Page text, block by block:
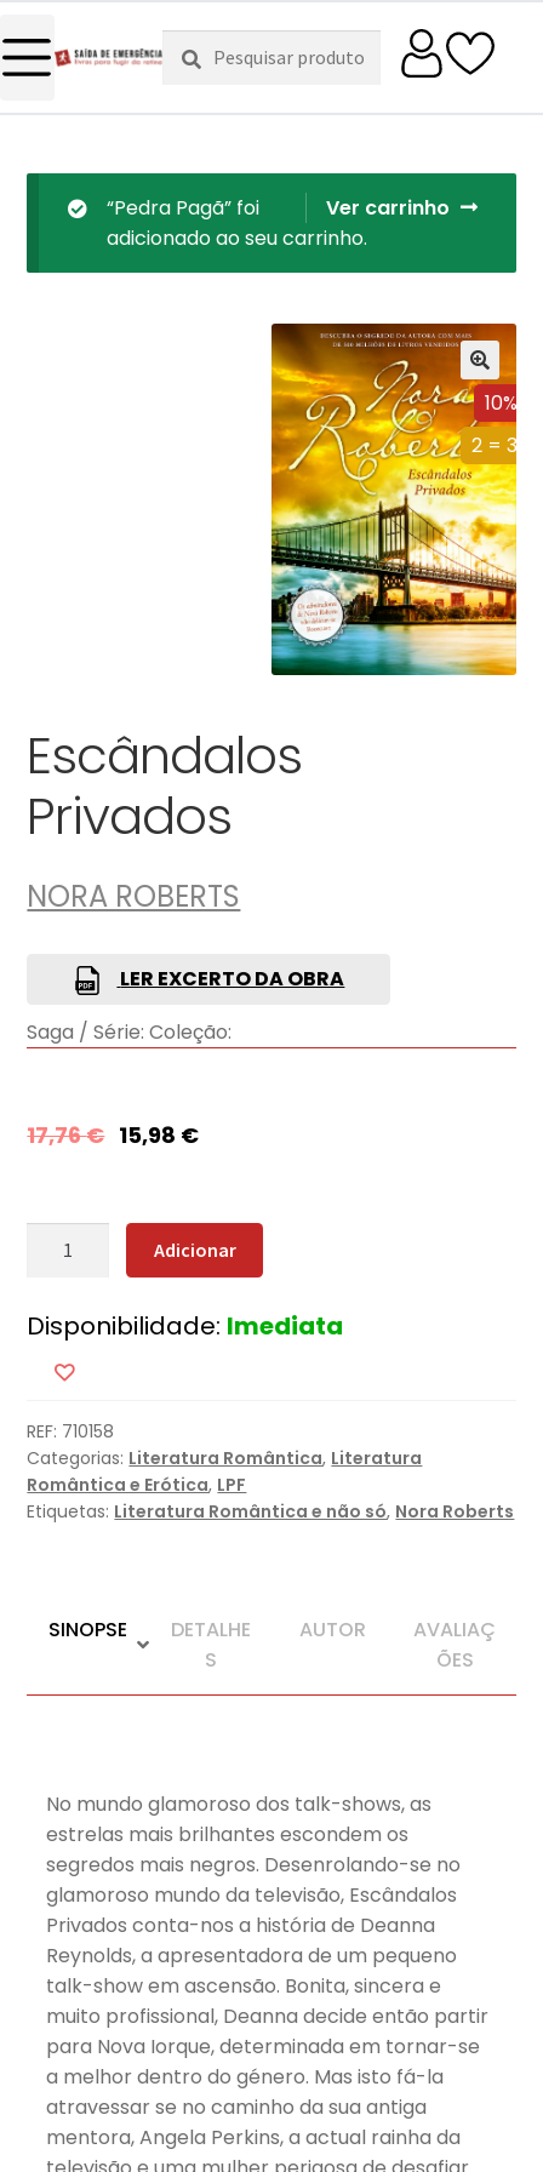
Pesquisar
por:
Pesquisa
Ver carrinho
“Pedra Pagã” foi
adicionado ao seu carrinho.
10%
2 = 3
Escândalos
Privados
NORA ROBERTS
LER EXCERTO DA OBRA
Saga / Série: Coleção:
17,76€ 15,98 €
Quantidade
Privados
Adicionar
Disponibilidade: Imediata
REF: 710158
Categorias: Literatura Romântica, Literatura
Romântica e Erótica, LPF
Etiquetas: Literatura Romântica e não só, Nora Roberts
SINOPSE
DETALHE
S
AUTOR
AVALIAÇ
ÕES
No mundo glamoroso dos talk-shows, as
estrelas mais brilhantes escondem os
segredos mais negros. Desenrolando-se no
glamoroso mundo da televisão, Escândalos
Privados conta-nos a história de Deanna
Reynolds, a apresentadora de um pequeno
talk-show em ascensão. Bonita, sincera e
muito profissional, Deanna decide então partir
para Nova Iorque, determinada em tornar-se
a melhor dentro do género. Mas isto fá-la
atravessar se no caminho da sua antiga
mentora, Angela Perkins, a actual rainha da